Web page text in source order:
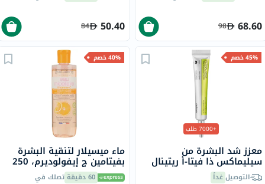
68.60
98
50.40
84
45% خصم
+7000 طلب
معزز شد البشرة من
سيليماكس ذا فيتا-أ ريتينال
شوت، 15 مل
التوصيلغداً
40% خصم
ماء ميسيلار لتنقية البشرة
بفيتامين ج إيفولوديرم، 250
مل 60 دقيقة تصلك في